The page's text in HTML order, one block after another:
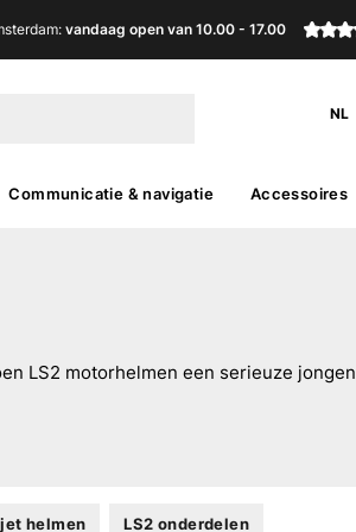
vandaag open van 10.00 - 17.00
NL
Communicatie & navigatie Accessoires
LS2 motorhelmen een serieuze jongen
helmen LS2 onderdelen